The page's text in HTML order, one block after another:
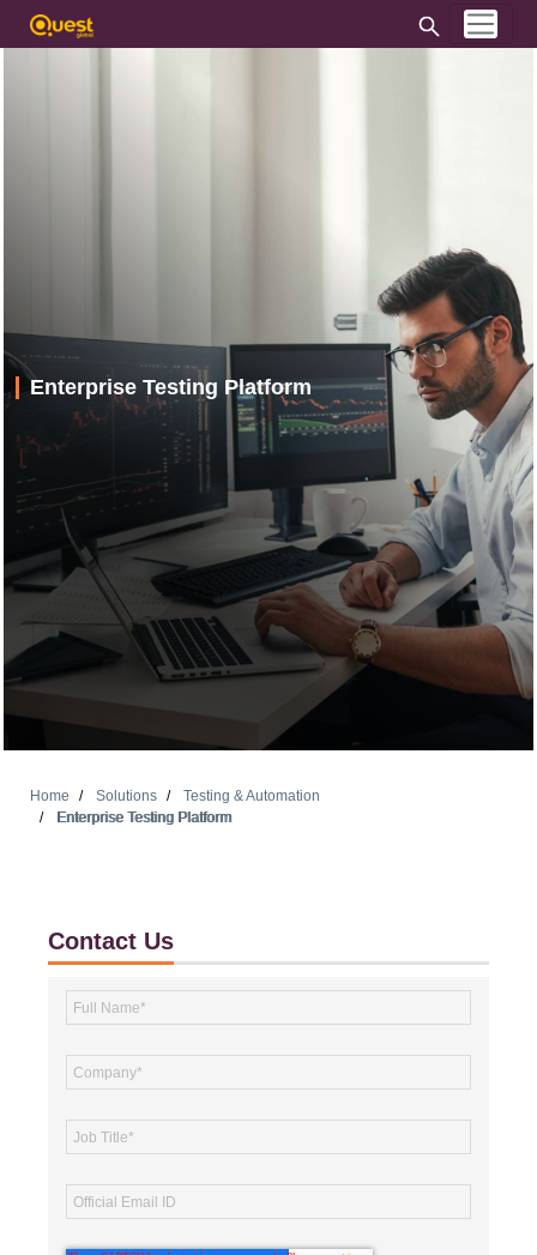
Enterprise Testing Platform
Home Solutions
Testing & Automation
Enterprise Testing Platform
Contact Us